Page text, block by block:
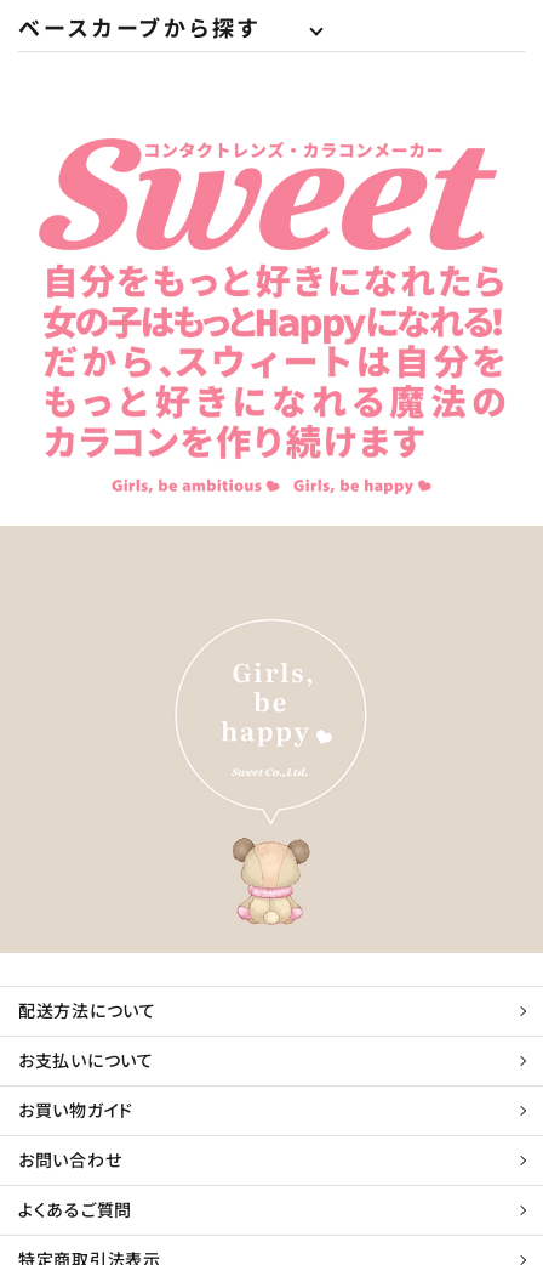
ベースカーブから探す
配送方法について
お支払いについて
お買い物ガイド
お問い合わせ
よくあるご質問